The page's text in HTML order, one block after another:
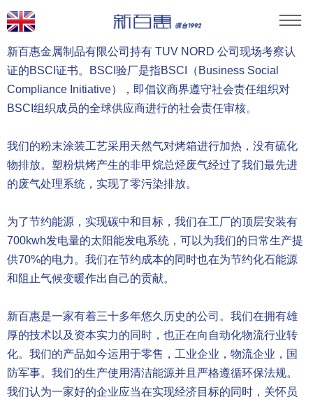
当前位置：首页 » 社会责任
新百惠金属制品有限公司持有 TUV NORD 公司现场考察认
证的BSCI证书。BSCI验厂是指BSCI（Business Social
Compliance Initiative），即倡议商界遵守社会责任组织对
BSCI组织成员的全球供应商进行的社会责任审核。
我们的粉末涂装工艺采用天然气对烤箱进行加热，没有硫化
物排放。塑粉烘烤产生的非甲烷总烃废气经过了我们最先进
的废气处理系统，实现了零污染排放。
为了节约能源，实现碳中和目标，我们在工厂的顶层安装有
700kwh发电量的太阳能发电系统，可以为我们的日常生产提
供70%的电力。我们在节约成本的同时也在为节约化石能源
和阻止气候变暖作出自己的贡献。
新百惠是一家有着三十多年悠久历史的公司。我们在拥有雄
厚的技术以及资本实力的同时，也正在向自动化物流行业转
化。我们的产品如今运用于零售，工业企业，物流企业，国
防军事。我们的生产使用清洁能源并且严格遵循环保法规。
我们认为一家好的企业应当在实现经济目标的同时，关怀员